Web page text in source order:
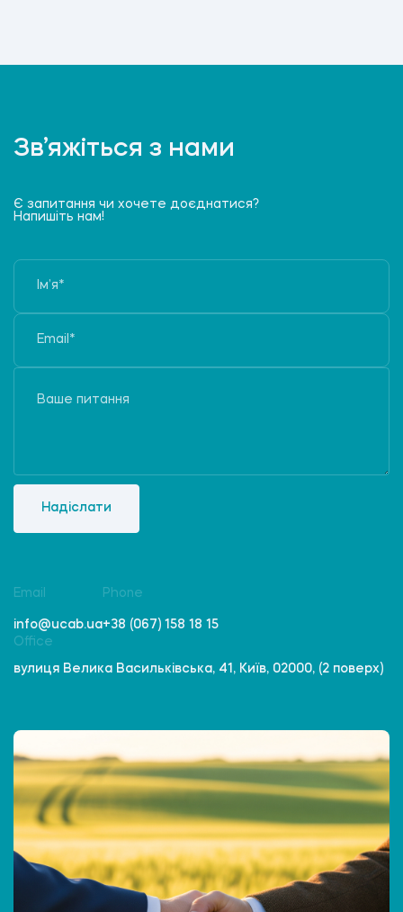
Зв’яжіться з нами
Є запитання чи хочете доєднатися?
Напишіть нам!
Надіслати
Email
info@ucab.ua
Phone
+38 (067) 158 18 15
Office
вулиця Велика Васильківська, 41, Київ, 02000, (2 поверх)